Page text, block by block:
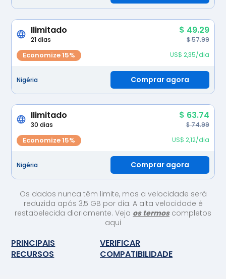
Ilimitado $ 49.29
21 dias $ 57.99
Economize 15% US$ 2,35/dia
Nigéria Comprar agora
Ilimitado $ 63.74
30 dias $ 74.99
Economize 15% US$ 2,12/dia
Nigéria Comprar agora
Os dados nunca têm limite, mas a velocidade será
reduzida após 3,5 GB por dia. A alta velocidade é
restabelecida diariamente. Veja os termoscompletos
aqui
PRINCIPAIS
RECURSOS
VERIFICAR
COMPATIBILIDADE